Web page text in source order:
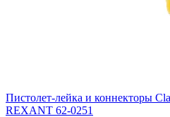
Пистолет-лейка и коннекторы
REXANT 62-0251